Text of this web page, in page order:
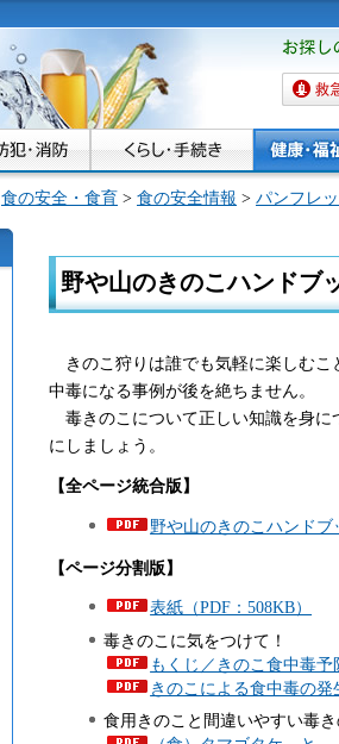
お探し
か。
救急
食の安全・食育 > 食の安全情報 > パンフレ
野や山のきのこハンドブ
きのこ狩りは誰でも気軽に楽しむこ
中毒になる事例が後を絶ちません。
毒きのこについて正しい知識を身に
にしましょう。
【全ページ統合版】
野や山のきのこハンドブ
【ページ分割版】
表紙（PDF：508KB）
毒きのこに気をつけて！
もくじ／きのこ食中毒予
きのこによる食中毒の発
食用きのこと間違いやすい毒き